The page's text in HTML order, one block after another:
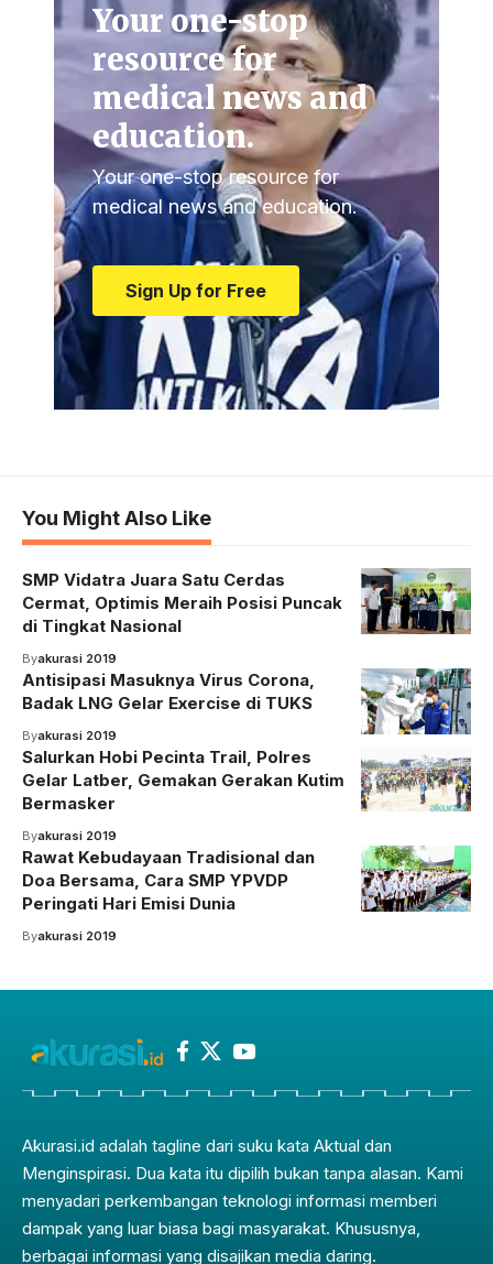
Your one-stop
resource for
medical news and
education.
Your one-stop resource for
medical news and education.
Sign Up for Free
You Might Also Like
SMP Vidatra Juara Satu Cerdas
Cermat, Optimis Meraih Posisi Puncak
di Tingkat Nasional
Byakurasi 2019
Antisipasi Masuknya Virus Corona,
Badak LNG Gelar Exercise di TUKS
Byakurasi 2019
Salurkan Hobi Pecinta Trail, Polres
Gelar Latber, Gemakan Gerakan Kutim
Bermasker
Byakurasi 2019
Rawat Kebudayaan Tradisional dan
Doa Bersama, Cara SMP YPVDP
Peringati Hari Emisi Dunia
Byakurasi 2019
Akurasi.id adalah tagline dari suku kata Aktual dan
Menginspirasi. Dua kata itu dipilih bukan tanpa alasan. Kami
menyadari perkembangan teknologi informasi memberi
dampak yang luar biasa bagi masyarakat. Khususnya,
berbagai informasi yang disajikan media daring.